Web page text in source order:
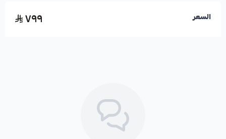
سماع صوت طقطقة عند محاولة التشغيل.
السعر ٧٩٩